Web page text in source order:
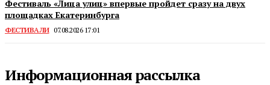
Фестиваль «Лица улиц» впервые пройдет сразу на двух
площадках Екатеринбурга
ФЕСТИВАЛИ 07.08.2026 17:01
Информационная рассылка